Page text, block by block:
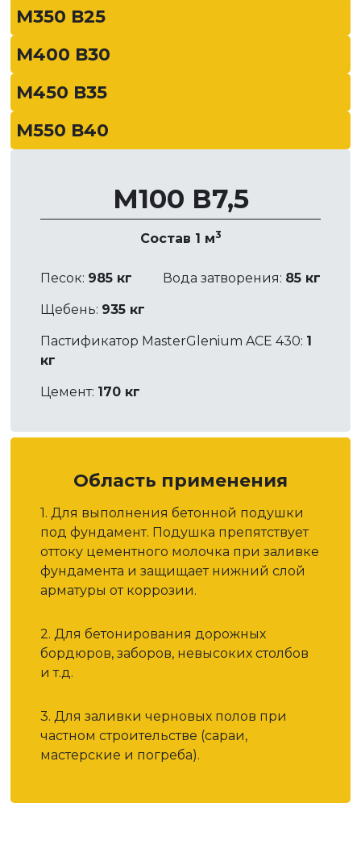
М350 В25
М400 В30
М450 В35
М550 В40
М100 В7,5
Состав 1 м3
Песок: 985 кг Вода затворения: 85 кг
Щебень: 935 кг
Пастификатор MasterGlenium ACE 430: 1
кг
Цемент: 170 кг
Область применения
1. Для выполнения бетонной подушки
под фундамент. Подушка препятствует
оттоку цементного молочка при заливке
фундамента и защищает нижний слой
арматуры от коррозии.
2. Для бетонирования дорожных
бордюров, заборов, невысоких столбов
и т.д.
3. Для заливки черновых полов при
частном строительстве (сараи,
мастерские и погреба).